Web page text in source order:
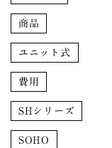
商品
ユニット式
費用
SHシリーズ
SOHO